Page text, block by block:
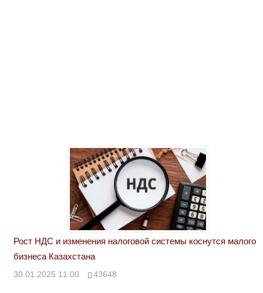
Рост НДС и изменения налоговой системы коснутся малого
бизнеса Казахстана
30.01.2025 11:00 43648